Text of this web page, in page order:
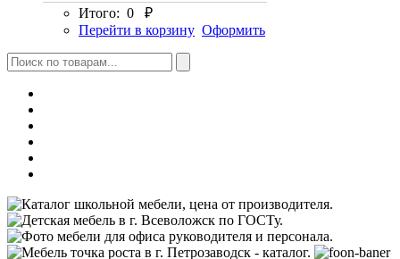
Итого: 0
₽
Перейти в корзину Оформить